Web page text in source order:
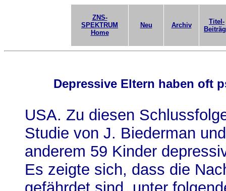
ZNS-
SPEKTRUM
Home
Neu Archiv
Titel-
Depressive Eltern haben oft
USA. Zu diesen
Studie von J. Biederman
anderem 59 Kinder
Es zeigte sich, dass die